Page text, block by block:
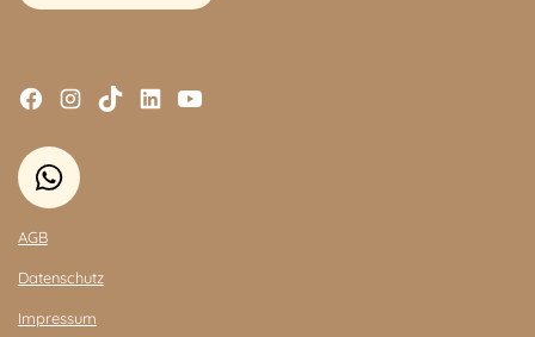
AGB
Datenschutz
Impressum